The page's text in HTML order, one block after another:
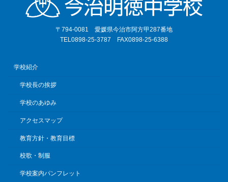
〒794-0081 愛媛県今治市阿方甲287番地
TEL0898-25-3787 FAX0898-25-6388
学校紹介
学校長の挨拶
学校のあゆみ
アクセスマップ
教育方針・教育目標
校歌・制服
学校案内パンフレット